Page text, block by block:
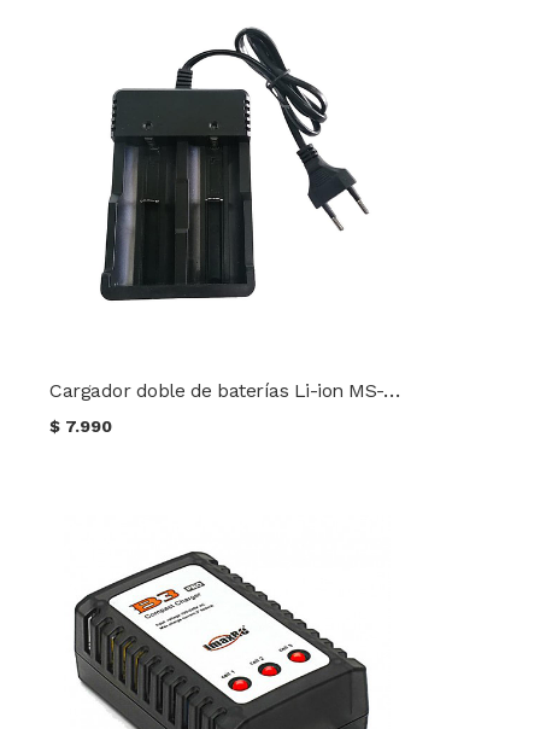
Cargador doble de baterías Li-ion MS-282A 2000 mA 18650 / 26650 / 14500 / 18500 / 16340
$ 7.990